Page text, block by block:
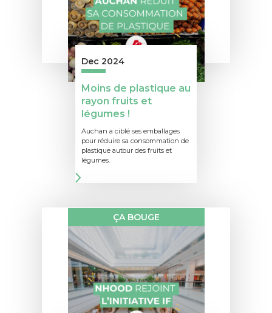
Dec 2024
Moins de plastique au
rayon fruits et
légumes !
Auchan a ciblé ses emballages
pour réduire sa consommation de
plastique autour des fruits et
légumes.
ÇA BOUGE